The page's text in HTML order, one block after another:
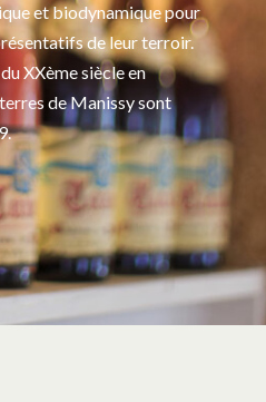
et biodynamique pour
de leur terroir.
XXème siècle en
de Manissy sont